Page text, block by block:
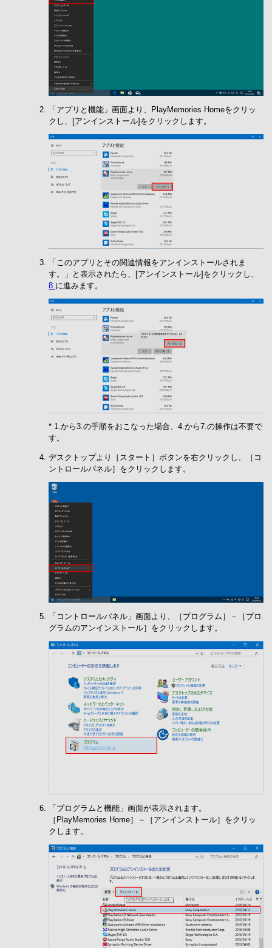
「アプリと機能」画面より、PlayMemories Homeをクリッ
クし、[アンインストール]をクリックします。
「このアプリとその関連情報をアンインストールされま
す。」と表示されたら、[アンインストール]をクリックし、
8. に進みます。
* 1.から3.の手順をおこなった場合、4.から7.の操作は不要で
す。
デスクトップより［スタート］ボタンを右クリックし、［コ
ントロールパネル］をクリックします。
「コントロールパネル」画面より、［プログラム］－［プロ
グラムのアンインストール］をクリックします。
「プログラムと機能」画面が表示されます。
［PlayMemories Home］－［アンインストール］をクリッ
クします。